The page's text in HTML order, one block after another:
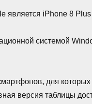
является iPhone 8 Plus
системой
для
версия таблицы